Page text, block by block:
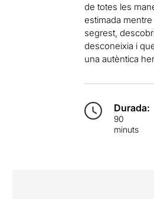
de totes les
estimada
segrest,
desconeixia i
una autèntica
Durada:
90
minuts